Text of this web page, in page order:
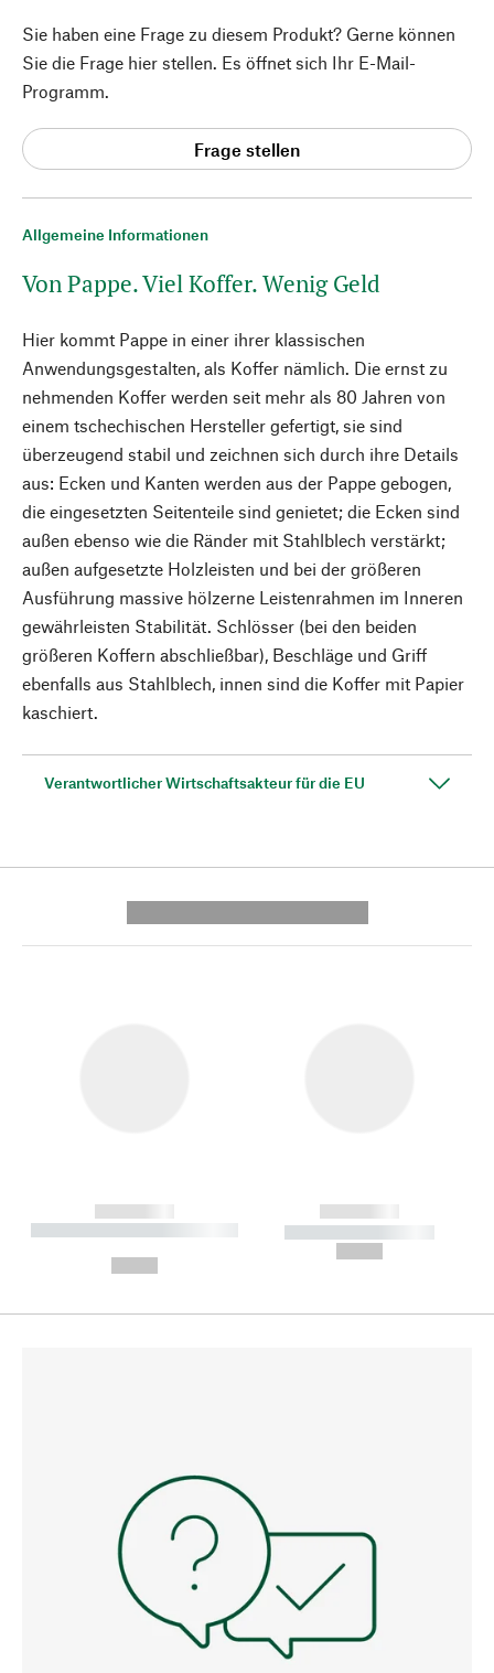
Allgemeine Informationen
Von Pappe. Viel Koffer. Wenig Geld
Hier kommt Pappe in einer ihrer klassischen
Anwendungsgestalten, als Koffer nämlich. Die ernst zu
nehmenden Koffer werden seit mehr als 80 Jahren von
einem tschechischen Hersteller gefertigt, sie sind
überzeugend stabil und zeichnen sich durch ihre Details
aus: Ecken und Kanten werden aus der Pappe gebogen,
die eingesetzten Seitenteile sind genietet; die Ecken sind
außen ebenso wie die Ränder mit Stahlblech verstärkt;
außen aufgesetzte Holzleisten und bei der größeren
Ausführung massive hölzerne Leistenrahmen im Inneren
gewährleisten Stabilität. Schlösser (bei den beiden
größeren Koffern abschließbar), Beschläge und Griff
ebenfalls aus Stahlblech, innen sind die Koffer mit Papier
kaschiert.
Verantwortlicher Wirtschaftsakteur für die EU
Sie haben eine Frage zu diesem Produkt? Gerne können
Sie die Frage hier stellen. Es öffnet sich Ihr E-Mail-
Programm.
Frage stellen
------------
----------- ----------- --------
------------
----------- -----------